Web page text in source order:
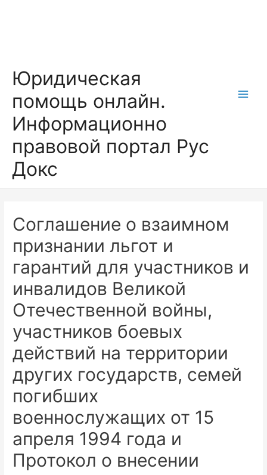
Юридическая
помощь онлайн.
Информационно
правовой портал Рус
Докс
Соглашение о взаимном
признании льгот и
гарантий для участников и
инвалидов Великой
Отечественной войны,
участников боевых
действий на территории
других государств, семей
погибших
военнослужащих от 15
апреля 1994 года и
Протокол о внесении